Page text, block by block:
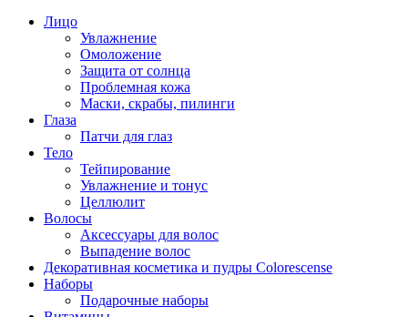
Лицо
Увлажнение
Омоложение
Защита от солнца
Проблемная кожа
Маски, скрабы, пилинги
Глаза
Патчи для глаз
Тело
Тейпирование
Увлажнение и тонус
Целлюлит
Волосы
Аксессуары для волос
Выпадение волос
Декоративная косметика и пудры Colorescense
Наборы
Подарочные наборы